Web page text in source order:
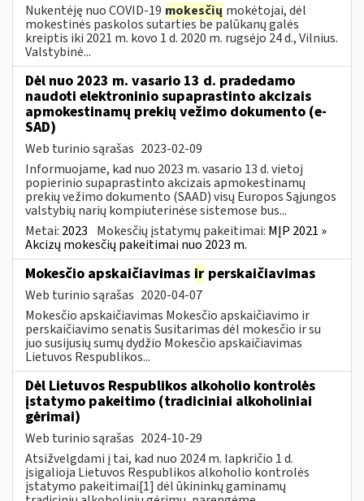
Nukentėję nuo COVID-19 mokesčių mokėtojai, dėl
mokestinės paskolos sutarties be palūkanų galės
kreiptis iki 2021 m. kovo 1 d. 2020 m. rugsėjo 24 d., Vilnius.
Valstybinė...
Dėl nuo 2023 m. vasario 13 d. pradedamo
naudoti elektroninio supaprastinto akcizais
apmokestinamų prekių vežimo dokumento (e-
SAD)
Web turinio sąrašas 2023-02-09
Informuojame, kad nuo 2023 m. vasario 13 d. vietoj
popierinio supaprastinto akcizais apmokestinamų
prekių vežimo dokumento (SAAD) visų Europos Sąjungos
valstybių narių kompiuterinėse sistemose bus...
Metai: 2023 Mokesčių įstatymų pakeitimai: MĮP 2021 »
Akcizų mokesčių pakeitimai nuo 2023 m.
Mokesčio apskaičiavimas ir perskaičiavimas
Web turinio sąrašas 2020-04-07
Mokesčio apskaičiavimas Mokesčio apskaičiavimo ir
perskaičiavimo senatis Susitarimas dėl mokesčio ir su
juo susijusių sumų dydžio Mokesčio apskaičiavimas
Lietuvos Respublikos...
Dėl Lietuvos Respublikos alkoholio kontrolės
įstatymo pakeitimo (tradiciniai alkoholiniai
gėrimai)
Web turinio sąrašas 2024-10-29
Atsižvelgdami į tai, kad nuo 2024 m. lapkričio 1 d.
įsigalioja Lietuvos Respublikos alkoholio kontrolės
įstatymo pakeitimai[1] dėl ūkininkų gaminamų